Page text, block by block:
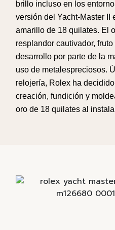
brillo incluso en los
versión del Yacht‐Master II
amarillo de 18quilates. El
resplandor cautivador,fruto
desarrollo por parte de la
uso de metalespreciosos.
relojería, Rolex hadecidido
creación,fundición y
oro de 18quilates al